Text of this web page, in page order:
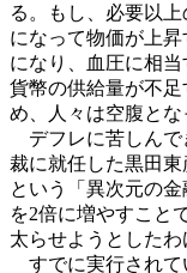
る。もし、必要以
になって物価が上
になり、血圧に相
貨幣の供給量が不
め、人々は空腹とな
デフレに苦しんで
裁に就任した黒田
という「異次元の
を2倍に増やすこと
太らせようとしたわ
すでに実行されて